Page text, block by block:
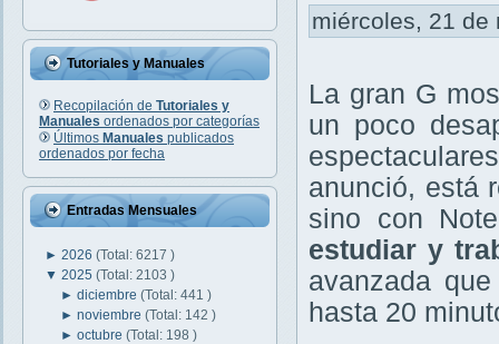
Tutoriales y Manuales
Recopilación de Tutoriales y
Manuales ordenados por categorías
Últimos Manuales publicados
ordenados por fecha
Entradas Mensuales
► 2026 (Total: 6217 )
▼ 2025 (Total: 2103 )
►diciembre(Total: 441 )
►noviembre(Total: 142 )
►octubre(Total: 198 )
miércoles, 21 de
La gran G
un poco
anunció, está
sino con
estudiar y
avanzada
hasta 20